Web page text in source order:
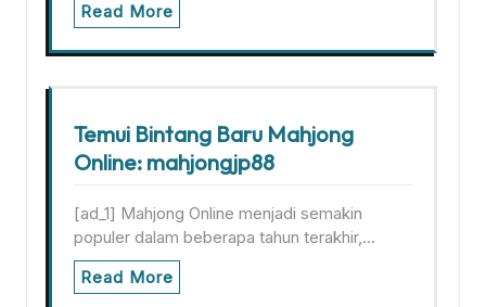
Read More
Temui Bintang Baru Mahjong
Online: mahjongjp88
[ad_1] Mahjong Online menjadi semakin
populer dalam beberapa tahun terakhir,…
Read More